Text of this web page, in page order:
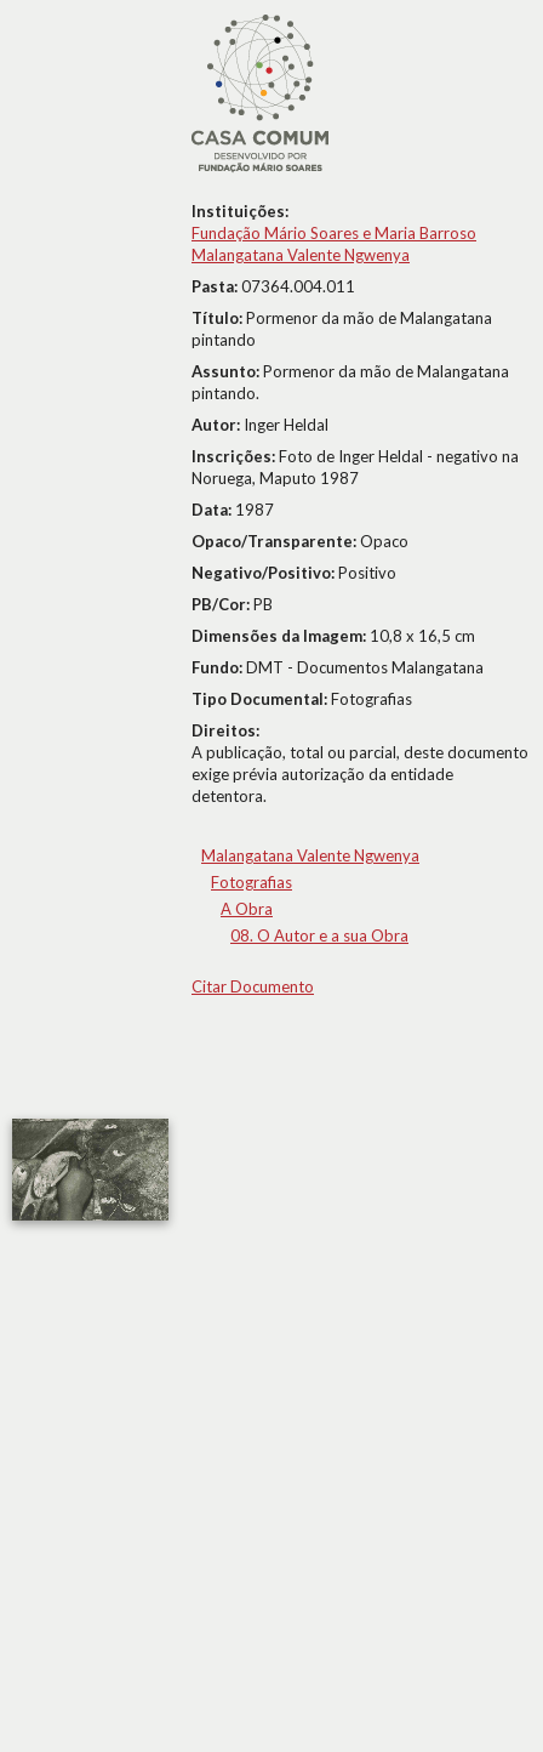
Instituições:
Fundação Mário Soares e Maria Barroso
Malangatana Valente Ngwenya
Pasta:07364.004.011
Título:Pormenor da mão de Malangatana
pintando
Assunto:Pormenor da mão de Malangatana
pintando.
Autor: Inger Heldal
Inscrições:Foto de Inger Heldal - negativo na
Noruega, Maputo 1987
Data: 1987
Opaco/Transparente:Opaco
Negativo/Positivo:Positivo
PB/Cor:PB
Dimensões da Imagem: 10,8 x 16,5 cm
Fundo:DMT - Documentos Malangatana
Tipo Documental:Fotografias
Direitos:
A publicação, total ou parcial, deste documento
exige prévia autorização da entidade
detentora.
Malangatana Valente Ngwenya
Fotografias
A Obra
08. O Autor e a sua Obra
Citar Documento